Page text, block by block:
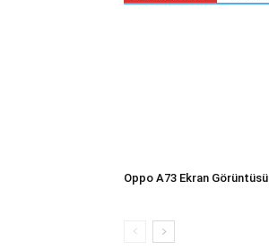
Oppo A73 Ekran